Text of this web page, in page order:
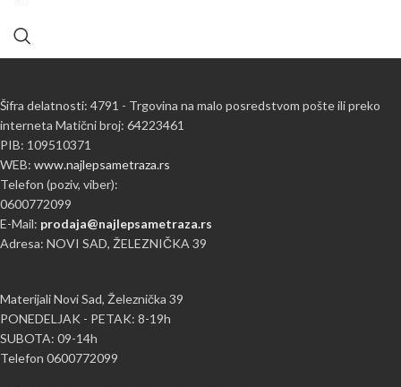
Šifra delatnosti: 4791 - Trgovina na malo posredstvom pošte ili preko
interneta Matični broj: 64223461
PIB: 109510371
WEB: www.najlepsametraza.rs
Telefon (poziv, viber):
0600772099
E-Mail: prodaja@najlepsametraza.rs
Adresa: NOVI SAD, ŽELEZNIČKA 39
Materijali Novi Sad, Železnička 39
PONEDELJAK - PETAK: 8-19h
SUBOTA: 09-14h
Telefon 0600772099